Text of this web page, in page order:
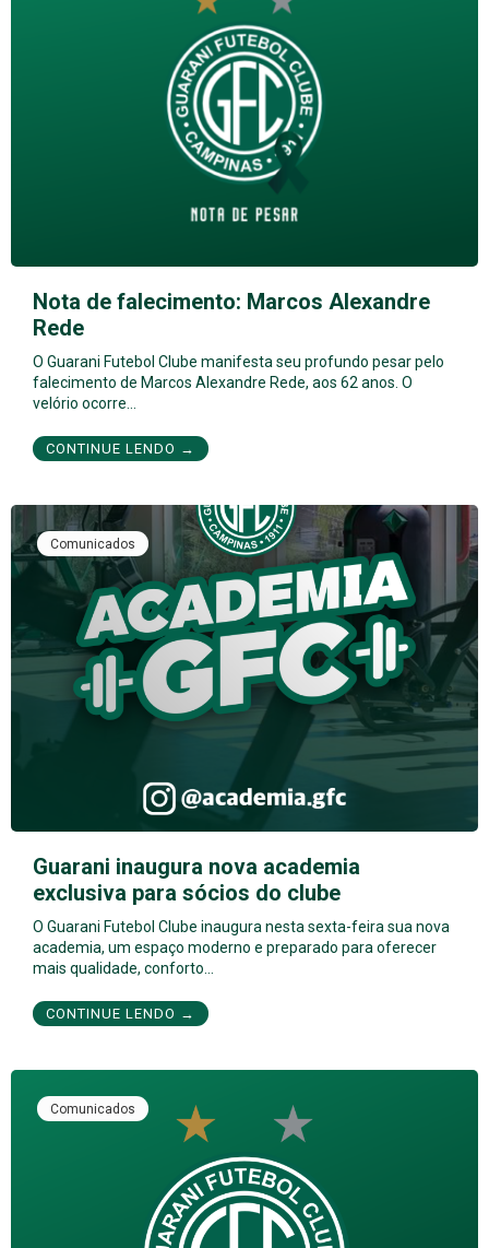
Nota de falecimento: Marcos Alexandre
Rede
O Guarani Futebol Clube manifesta seu profundo pesar pelo
falecimento de Marcos Alexandre Rede, aos 62 anos. O
velório ocorre…
CONTINUE LENDO →
Comunicados
Guarani inaugura nova academia
exclusiva para sócios do clube
O Guarani Futebol Clube inaugura nesta sexta-feira sua nova
academia, um espaço moderno e preparado para oferecer
mais qualidade, conforto…
CONTINUE LENDO →
Comunicados